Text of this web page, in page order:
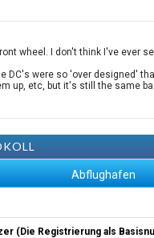
wheel. I don't think I've ever
DC's were so 'over designed'
up, etc, but it's still the same
Abflughafen
(Die Registrierung als